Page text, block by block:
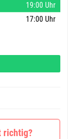
19:00 Uhr
17:00 Uhr
richtig?